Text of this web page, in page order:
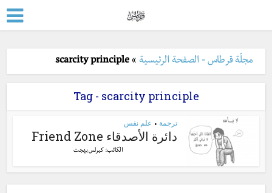
مجلّة قرطاس - الصفحة الرئيسية »
scarcity principle
Tag - scarcity principle
ترجمة • علم نفس
دائرة الأصدقاء Friend Zone
الكاتب:كيرلس بهجت